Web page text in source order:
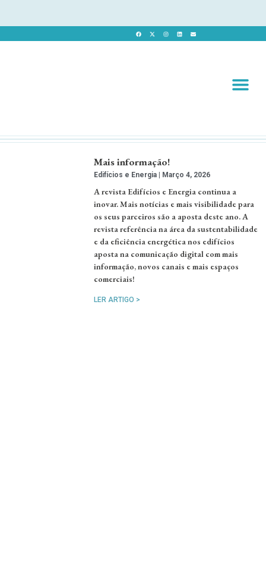
Mais informação!
Edifícios e Energia Março 4, 2026
A revista Edifícios e Energia continua a
inovar. Mais notícias e mais visibilidade para
os seus parceiros são a aposta deste ano. A
revista referência na área da sustentabilidade
e da eficiência energética nos edifícios
aposta na comunicação digital com mais
informação, novos canais e mais espaços
comerciais!
LER ARTIGO >